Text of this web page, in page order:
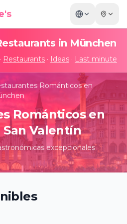
in München
· Restaurants · Ideas · Last minute
Románticos en
Románticos en
Valentín
excepcionales